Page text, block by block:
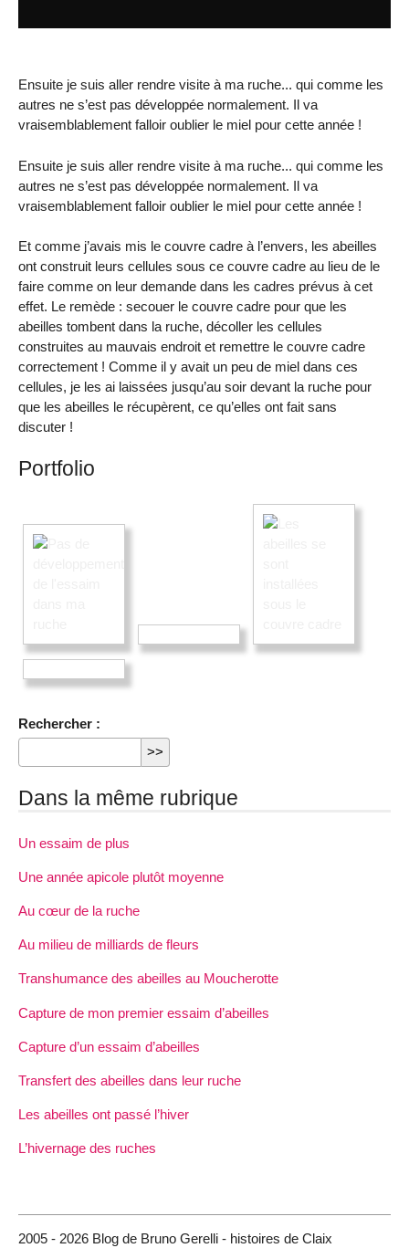
Ensuite je suis aller rendre visite à ma ruche... qui comme les
autres ne s’est pas développée normalement. Il va
vraisemblablement falloir oublier le miel pour cette année !
Ensuite je suis aller rendre visite à ma ruche... qui comme les
autres ne s’est pas développée normalement. Il va
vraisemblablement falloir oublier le miel pour cette année !
Et comme j’avais mis le couvre cadre à l’envers, les abeilles
ont construit leurs cellules sous ce couvre cadre au lieu de le
faire comme on leur demande dans les cadres prévus à cet
effet. Le remède : secouer le couvre cadre pour que les
abeilles tombent dans la ruche, décoller les cellules
construites au mauvais endroit et remettre le couvre cadre
correctement ! Comme il y avait un peu de miel dans ces
cellules, je les ai laissées jusqu’au soir devant la ruche pour
que les abeilles le récupèrent, ce qu’elles ont fait sans
discuter !
Portfolio
Rechercher :
Dans la même rubrique
Un essaim de plus
Une année apicole plutôt moyenne
Au cœur de la ruche
Au milieu de milliards de fleurs
Transhumance des abeilles au Moucherotte
Capture de mon premier essaim d’abeilles
Capture d’un essaim d’abeilles
Transfert des abeilles dans leur ruche
Les abeilles ont passé l’hiver
L’hivernage des ruches
2005 - 2026 Blog de Bruno Gerelli - histoires de Claix